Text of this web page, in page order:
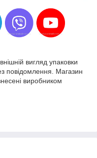
вигляд упаковки
повідомлення. Магазин
виробником